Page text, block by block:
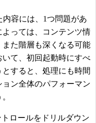
容には、1つ問題があ
っては、コンテンツ情
た階層も深くなる可能
て、初回起動時にすべ
すると、処理にも時間
ン全体のパフォーマン
ロールをドリルダウン